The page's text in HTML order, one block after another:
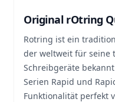
Original rOtring
Rotring ist ein
der weltweit für seine
Schreibgeräte
Serien Rapid und
Funktionalität perfekt